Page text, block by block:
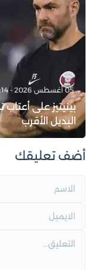
05 أغسطس 2026 - 21:14
بينيتيز على
البديل الأقرب
أضف تعليقك